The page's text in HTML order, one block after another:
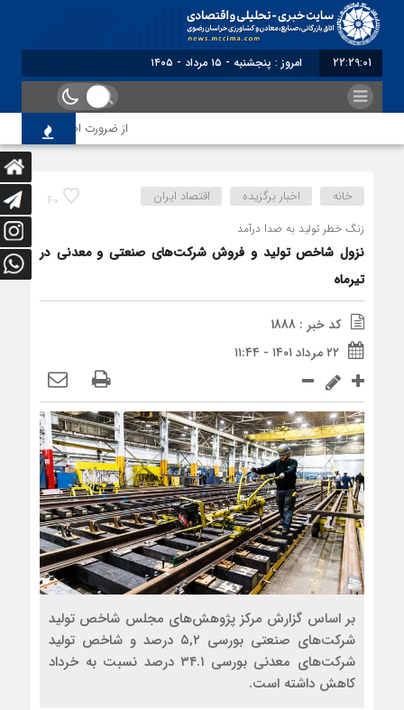
22:29:02 امروز : پنجشنبه - ۱۵ مرداد - ۱۴۰۵
از ضرورت اصلاح رویه‌های
40 خانه اخبار برگزیده اقتصاد ایران
زنگ خطر تولید به صدا درآمد
نزول شاخص تولید و فروش شرکت‌های صنعتی و معدنی در
تیرماه
کد خبر : 1888
۲۲ مرداد ۱۴۰۱ - ۱۱:۴۴
بر اساس گزارش مرکز پژوهش‌های مجلس شاخص تولید
شرکت‌های صنعتی بورسی ۵,۲ درصد و شاخص تولید
شرکت‌های معدنی بورسی ۳۴.۱ درصد نسبت به خرداد
کاهش داشته است.